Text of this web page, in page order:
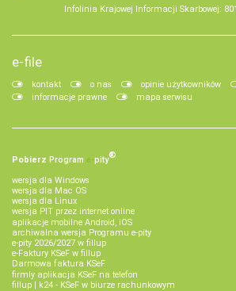
Infolinia Krajowej Informacji Skarbowej:
e-file
kontakt o nas opinie użytkowników
informacje prawne
mapa serwisu
Pobierz Program e‑pity®
wersja dla Windows
wersja dla Mac OS
wersja dla Linux
wersja PIT przez internet online
aplikacje mobilne Android, iOS
archiwalna wersja Programu e-pity
e-pity 2026/2027 w fillup
e‑Faktury KSeF w fillup
Darmowa faktura KSeF
firmly aplikacja KSeF na telefon
fillup | k24 - KSeF w biurze rachunkowym